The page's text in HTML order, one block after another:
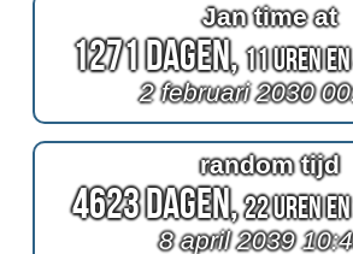
Jan time at
1271 Dagen,11 Uren
2 februari 2030
random tijd
4623 Dagen,22 Uren
8 april 2039